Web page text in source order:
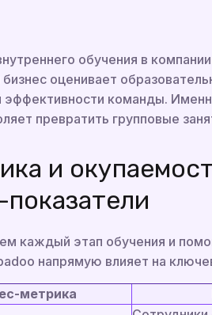
обучения в
оценивает
эффективности команды.
превратить групповые
и
каждый этап обучения и
напрямую влияет на
метрика